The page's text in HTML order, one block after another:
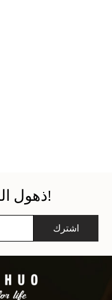
ذهول البريد الإلكتروني!
اشترك